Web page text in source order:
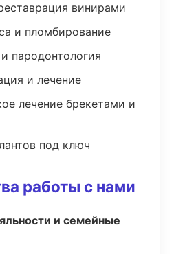
винирами
и пломбирование
пародонтология
и лечение
лечение брекетами и
под ключ
работы с нами
и семейные